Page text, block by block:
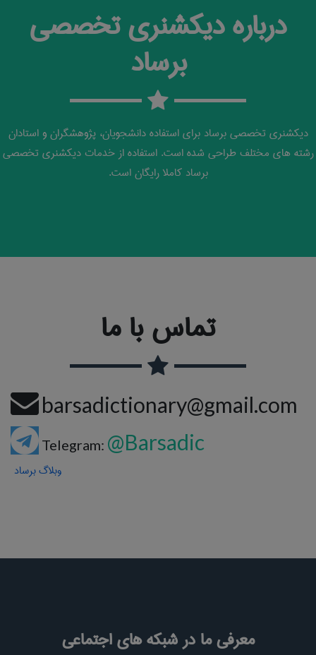
درباره دیکشنری تخصصی
برساد
دیکشنری تخصصی برساد برای استفاده دانشجویان، پژوهشگران و استادان
رشته های مختلف طراحی شده است. استفاده از خدمات دیکشنری تخصصی
برساد کاملا رایگان است.
تماس با ما
barsadictionary@gmail.com
Telegram: @Barsadic
وبلاگ برساد
معرفی ما در شبکه های اجتماعی